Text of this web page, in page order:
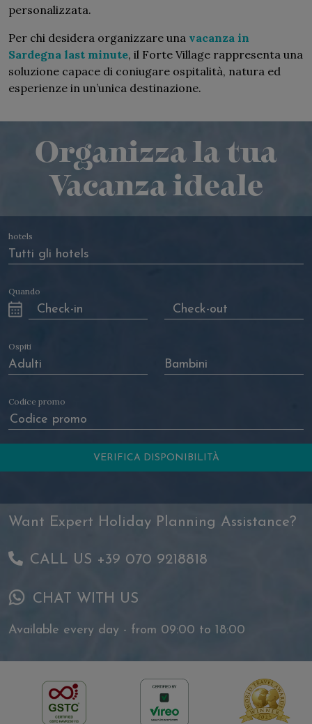
personalizzata.
Per chi desidera organizzare una vacanza in
Sardegna last minute, il Forte Village rappresenta una
soluzione capace di coniugare ospitalità, natura ed
esperienze in un’unica destinazione.
Organizza la tua
Vacanza ideale
hotels
Quando
Ospiti
Codice promo
Want Expert Holiday Planning Assistance?
CALL US +39 070 9218818
CHAT WITH US
Available every day - from 09:00 to 18:00